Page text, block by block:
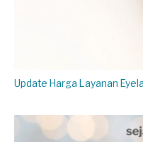
Update Harga Layanan